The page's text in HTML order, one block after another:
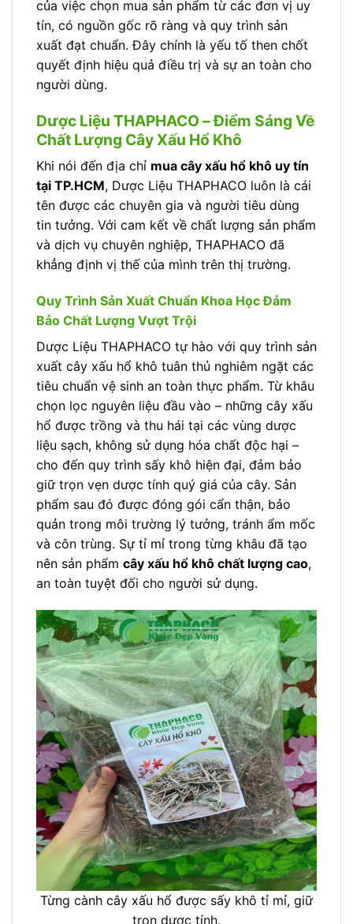
của việc chọn mua sản phẩm từ các đơn vị uy
tín, có nguồn gốc rõ ràng và quy trình sản
xuất đạt chuẩn. Đây chính là yếu tố then chốt
quyết định hiệu quả điều trị và sự an toàn cho
người dùng.
Dược Liệu THAPHACO – Điểm Sáng Về
Chất Lượng Cây Xấu Hổ Khô
Khi nói đến địa chỉ mua cây xấu hổ khô uy tín
tại TP.HCM, Dược Liệu THAPHACO luôn là cái
tên được các chuyên gia và người tiêu dùng
tin tưởng. Với cam kết về chất lượng sản phẩm
và dịch vụ chuyên nghiệp, THAPHACO đã
khẳng định vị thế của mình trên thị trường.
Quy Trình Sản Xuất Chuẩn Khoa Học Đảm
Bảo Chất Lượng Vượt Trội
Dược Liệu THAPHACO tự hào với quy trình sản
xuất cây xấu hổ khô tuân thủ nghiêm ngặt các
tiêu chuẩn vệ sinh an toàn thực phẩm. Từ khâu
chọn lọc nguyên liệu đầu vào – những cây xấu
hổ được trồng và thu hái tại các vùng dược
liệu sạch, không sử dụng hóa chất độc hại –
cho đến quy trình sấy khô hiện đại, đảm bảo
giữ trọn vẹn dược tính quý giá của cây. Sản
phẩm sau đó được đóng gói cẩn thận, bảo
quản trong môi trường lý tưởng, tránh ẩm mốc
và côn trùng. Sự tỉ mỉ trong từng khâu đã tạo
nên sản phẩm cây xấu hổ khô chất lượng cao,
an toàn tuyệt đối cho người sử dụng.
Từng cành cây xấu hổ được sấy khô tỉ mỉ, giữ
trọn dược tính.